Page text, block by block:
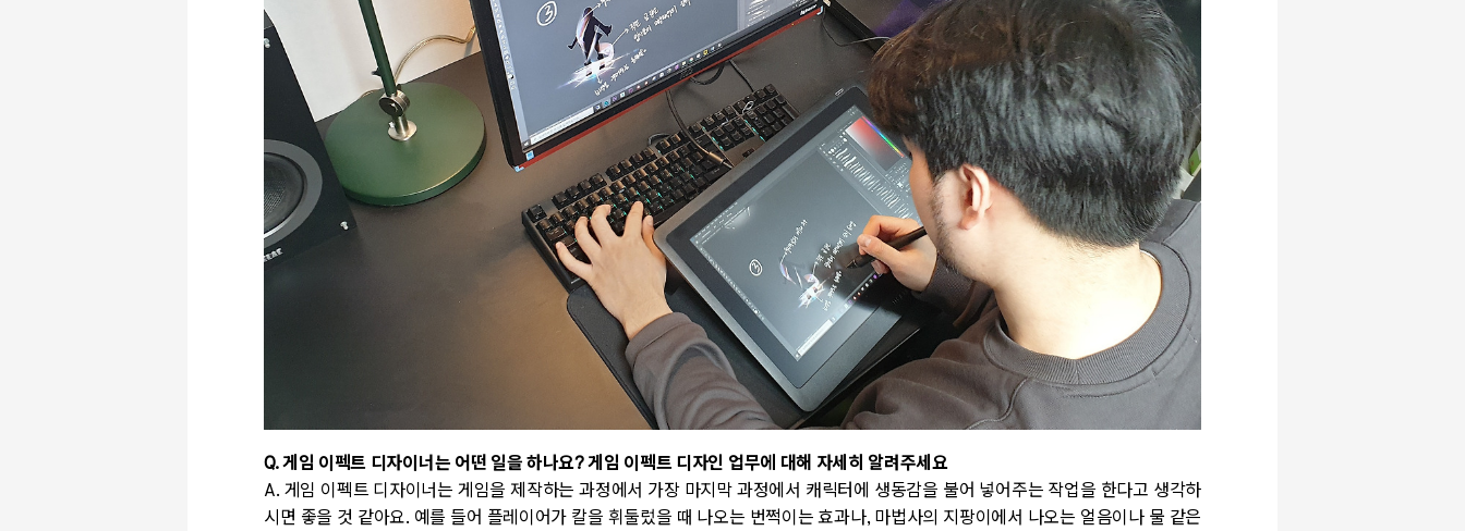
Q. 게임 이펙트 디자이너는 어떤 일을 하나요? 게임 이펙트 디자인 업무에 대해 자세히 알려주세요
A. 게임 이펙트 디자이너는 게임을 제작하는 과정에서 가장 마지막 과정에서 캐릭터에 생동감을 불어 넣어주는 작업을 한다고 생각하
시면 좋을 것 같아요. 예를 들어 플레이어가 칼을 휘둘렀을 때 나오는 번쩍이는 효과나, 마법사의 지팡이에서 나오는 얼음이나 물 같은